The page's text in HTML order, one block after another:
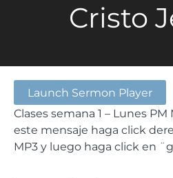
Cristo
Launch Sermon Player
Clases semana 1 – Lunes PM
este mensaje haga click
MP3 y luego haga click en